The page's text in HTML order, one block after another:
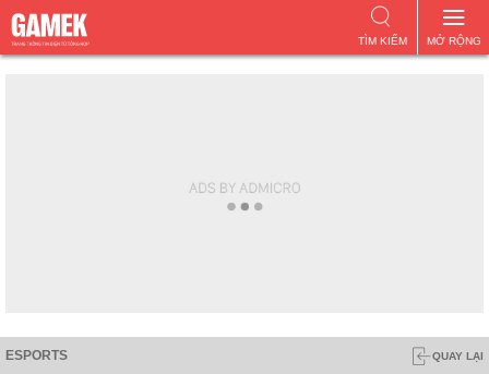
MỞ RỘNG
TÌM KIẾM
ESPORTS QUAY LẠI